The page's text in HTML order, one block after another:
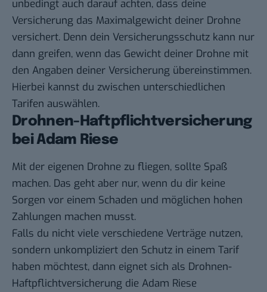
unbedingt auch darauf achten, dass deine
Versicherung das Maximalgewicht deiner Drohne
versichert. Denn dein Versicherungsschutz kann nur
dann greifen, wenn das Gewicht deiner Drohne mit
den Angaben deiner Versicherung übereinstimmen.
Hierbei kannst du zwischen unterschiedlichen
Tarifen auswählen.
Drohnen-Haftpflichtversicherung
bei Adam Riese
Mit der eigenen Drohne zu fliegen, sollte Spaß
machen. Das geht aber nur, wenn du dir keine
Sorgen vor einem Schaden und möglichen hohen
Zahlungen machen musst.
Falls du nicht viele verschiedene Verträge nutzen,
sondern unkompliziert den Schutz in einem Tarif
haben möchtest, dann eignet sich als Drohnen-
Haftpflichtversicherung die Adam Riese